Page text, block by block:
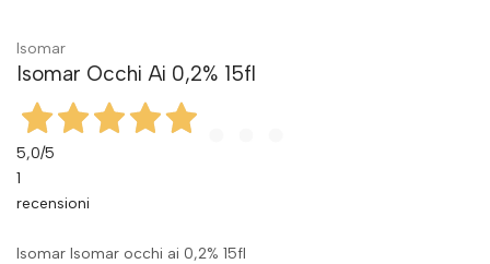
Isomar
Isomar Occhi Ai 0,2% 15fl
5,0/5
1
recensioni
Isomar Isomar occhi ai 0,2% 15fl